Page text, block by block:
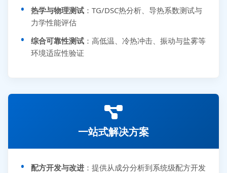
热学与物理测试 ：TG/DSC热分析、导热系数测试与
力学性能评估
综合可靠性测试 ：高低温、冷热冲击、振动与盐雾等
环境适应性验证
一站式解决方案
配方开发与改进 ：提供从成分分析到系统级配方开发